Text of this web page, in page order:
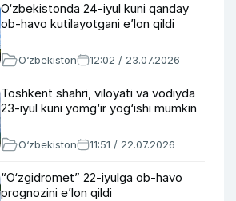
O‘zbekistonda 24-iyul kuni qanday
ob-havo kutilayotgani e’lon qildi
O‘zbekiston 12:02 / 23.07.2026
Toshkent shahri, viloyati va vodiyda
23-iyul kuni yomg‘ir yog‘ishi mumkin
O‘zbekiston 11:51 / 22.07.2026
“O‘zgidromet” 22-iyulga ob-havo
prognozini e’lon qildi